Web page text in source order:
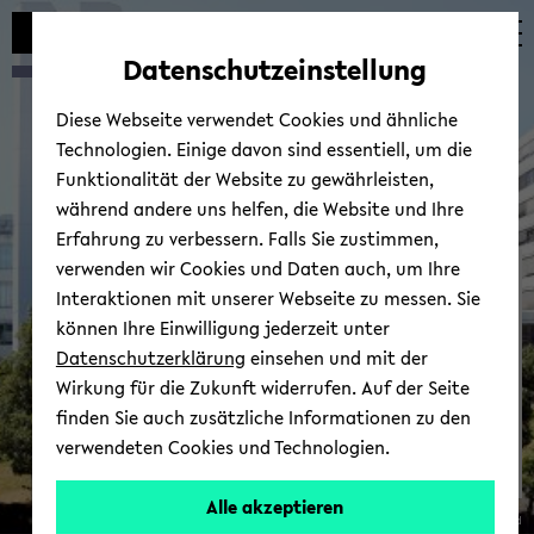
avoid
content
skip
main
skip
main
skip
footer
BiGSEM Mini-​Course
© Uni­ver­sität Biele­feld
Datenschutzeinstellung
Diese Webseite verwendet Cookies und ähnliche
Technologien. Einige davon sind essentiell, um die
Funktionalität der Website zu gewährleisten,
während andere uns helfen, die Website und Ihre
Erfahrung zu verbessern. Falls Sie zustimmen,
verwenden wir Cookies und Daten auch, um Ihre
Interaktionen mit unserer Webseite zu messen. Sie
können Ihre Einwilligung jederzeit unter
Datenschutzerklärung einsehen und mit der
Wirkung für die Zukunft widerrufen. Auf der Seite
finden Sie auch zusätzliche Informationen zu den
verwendeten Cookies und Technologien.
Alle akzeptieren